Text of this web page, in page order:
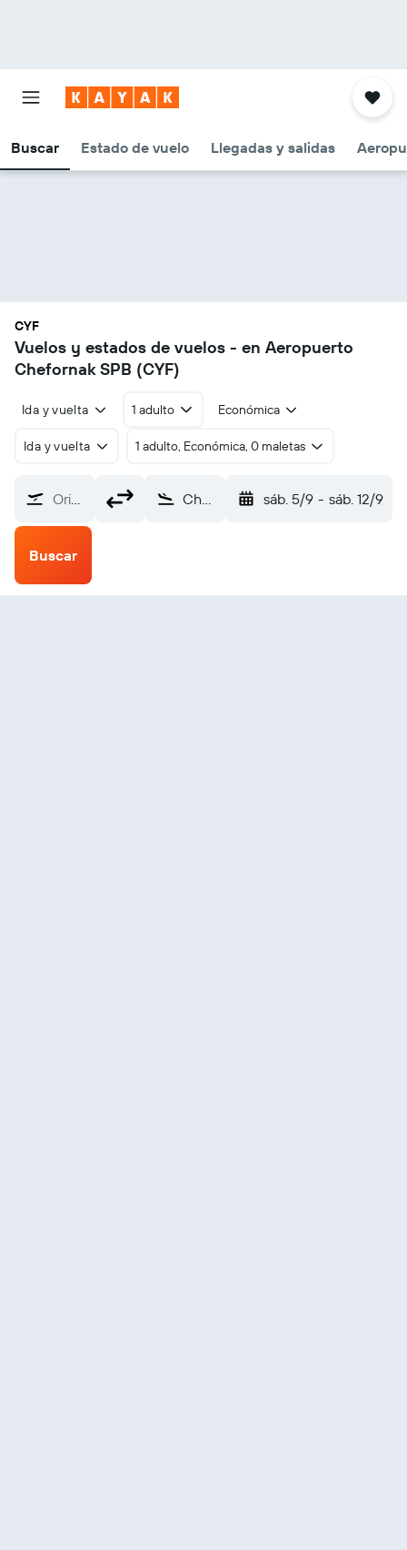
Buscar Estado de vuelo Llegadas y salidas
CYF
Vuelos y estados de vuelos - en Aeropuerto
Chefornak SPB (CYF)
Ida y vuelta 1 adulto Económica
Ida y vuelta 1 adulto, Económica, 0 maletas
Origen Chefornak SPB (CYF) sáb. 5/9 - sáb. 12/9
Buscar